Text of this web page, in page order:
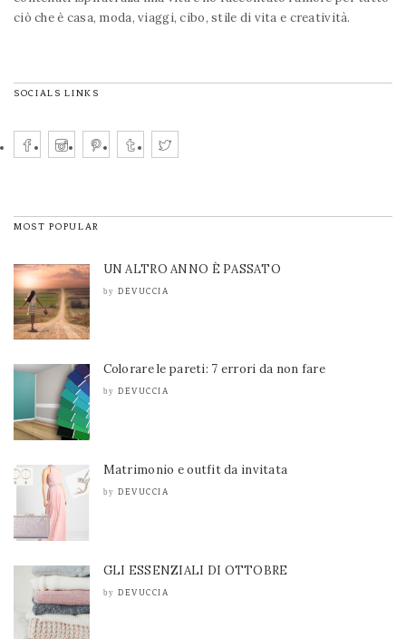
ciò che è casa, moda, viaggi, cibo, stile di vita e creatività.
SOCIALS LINKS
MOST POPULAR
UN ALTRO ANNO È PASSATO
by DEVUCCIA
Colorare le pareti: 7 errori da non fare
by DEVUCCIA
Matrimonio e outfit da invitata
by DEVUCCIA
GLI ESSENZIALI DI OTTOBRE
by DEVUCCIA